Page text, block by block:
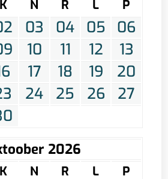
K N R L P
03 04 05
06
10 11 12
13
17 18 19
20
24 25 26
27
2026
K N R L P